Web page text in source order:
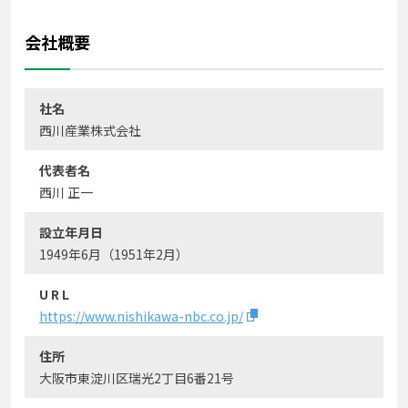
会社概要
社名
西川産業株式会社
代表者名
西川 正一
設立年月日
1949年6月（1951年2月）
U R L
https://www.nishikawa-nbc.co.jp/
住所
大阪市東淀川区瑞光2丁目6番21号